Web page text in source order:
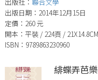
出版社： 聯合文學
出版日期：2014年12月15日
定價：260 元
開本：平裝 / 224頁 / 21X14.8CM
ISBN：9789863230960
緋蝶弄芭樂